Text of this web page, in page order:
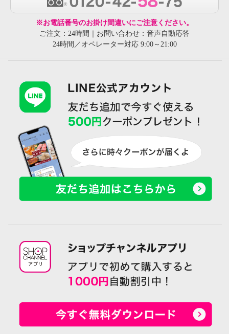
※お電話番号のお掛け間違いにご注意ください。
ご注文：24時間｜お問い合わせ：音声自動応答
24時間／オペレーター対応 9:00～21:00